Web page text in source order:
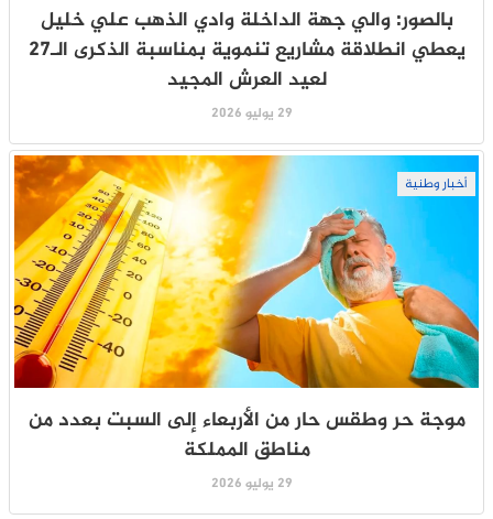
بالصور: والي جهة الداخلة وادي الذهب علي خليل
يعطي انطلاقة مشاريع تنموية بمناسبة الذكرى الـ27
لعيد العرش المجيد
29 يوليو 2026
أخبار وطنية
موجة حر وطقس حار من الأربعاء إلى السبت بعدد من
مناطق المملكة
29 يوليو 2026